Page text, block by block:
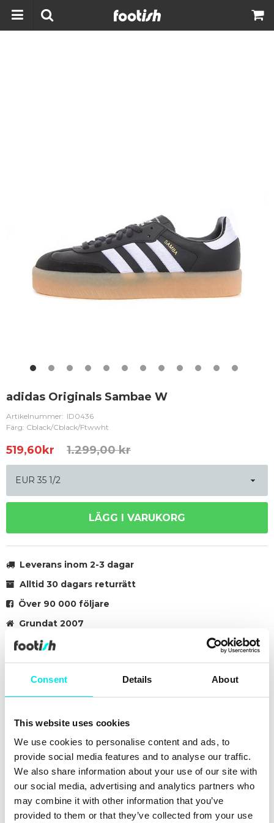
Consent Details About
This website uses cookies
We use cookies to personalise content and ads, to
provide social media features and to analyse our traffic.
We also share information about your use of our site with
our social media, advertising and analytics partners who
may combine it with other information that you’ve
provided to them or that they’ve collected from your use
adidas Originals Sambae W
Artikelnummer: ID0436
Färg: Cblack/Cblack/Ftwwht
519,60kr 1.299,00 kr
LÄGG I VARUKORG
Leverans inom 2-3 dagar
Alltid 30 dagars returrätt
Över 90 000 följare
Grundat 2007
#sneakers #adidas-samba #24q2 #black
Andra färger för den här modellen